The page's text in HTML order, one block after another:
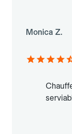
Monica Z.